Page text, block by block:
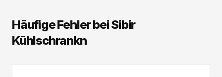
Häufige Fehler bei Sibir
Kühlschrankn